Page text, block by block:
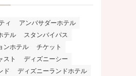
ィ
アンバサダーホテル
テル
スタンバイパス
ンホテル
チケット
スト
ディズニーシー
ド
ディズニーランドホテル